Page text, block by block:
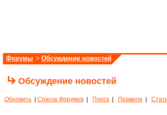
Форумы > Обсуждение новостей
Обсуждение новостей
Обновить Список Форумов Поиск Правила